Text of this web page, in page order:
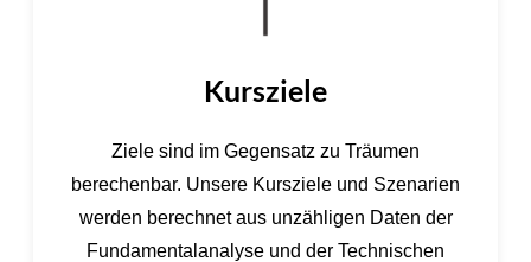
Kursziele
Ziele sind im Gegensatz zu Träumen
berechenbar. Unsere Kursziele und Szenarien
werden berechnet aus unzähligen Daten der
Fundamentalanalyse und der Technischen